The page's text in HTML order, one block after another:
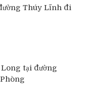
Thúy Lĩnh đi
tại đường